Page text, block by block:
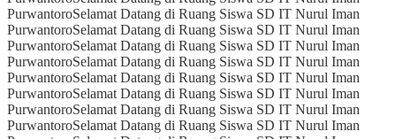
PurwantoroSelamat Datang di Ruang Siswa SD IT Nurul Iman
PurwantoroSelamat Datang di Ruang Siswa SD IT Nurul Iman
PurwantoroSelamat Datang di Ruang Siswa SD IT Nurul Iman
PurwantoroSelamat Datang di Ruang Siswa SD IT Nurul Iman
PurwantoroSelamat Datang di Ruang Siswa SD IT Nurul Iman
PurwantoroSelamat Datang di Ruang Siswa SD IT Nurul Iman
PurwantoroSelamat Datang di Ruang Siswa SD IT Nurul Iman
PurwantoroSelamat Datang di Ruang Siswa SD IT Nurul Iman